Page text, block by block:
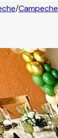
/Campeche